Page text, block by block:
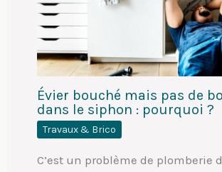
Évier bouché mais pas de
dans le siphon : pourquoi ?
Travaux & Brico
C’est un problème de plomberie